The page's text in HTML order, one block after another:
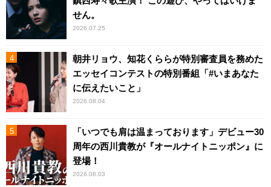
せん。
2026.07.25
朝井リョウ、知花くららが特別審査員を務めた
エッセイコンテストの特別番組「#いまあなた
に伝えたいこと」
2026.08.04
「いつでも肩は温まっております」デビュー30
周年の西川貴教が『オールナイトニッポン』に
登場！
2026.08.03